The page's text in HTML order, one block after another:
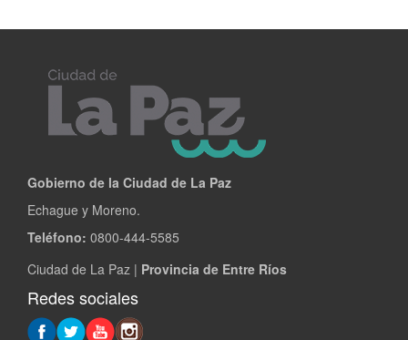
Gobierno de la Ciudad de La Paz
Echague y Moreno.
Teléfono: 0800-444-5585
Ciudad de La Paz | Provincia de Entre Ríos
Redes sociales